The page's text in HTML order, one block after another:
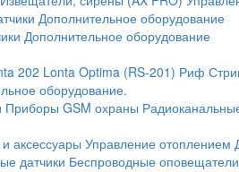
Дополнительное оборудование
Дополнительное оборудование
202 Lonta Optima (RS-201) Риф
оборудование.
Приборы GSM охраны
аксессуары Управление отоплением
датчики Беспроводные оповещатели